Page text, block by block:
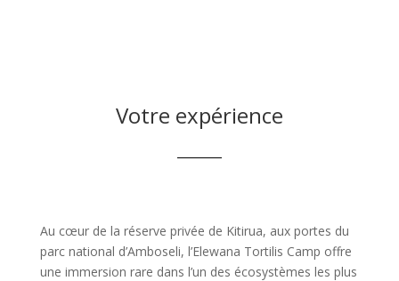
Votre expérience
Au cœur de la réserve privée de Kitirua, aux portes du
parc national d’Amboseli, l’Elewana Tortilis Camp offre
une immersion rare dans l’un des écosystèmes les plus